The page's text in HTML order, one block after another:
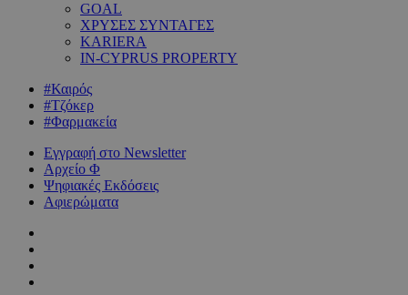
GOAL
ΧΡΥΣΕΣ ΣΥΝΤΑΓΕΣ
KARIERA
IN-CYPRUS PROPERTY
#Καιρός
#Τζόκερ
#Φαρμακεία
Εγγραφή στο Newsletter
Αρχείο Φ
Ψηφιακές Εκδόσεις
Αφιερώματα